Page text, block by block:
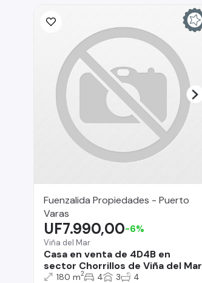
Fuenzalida Propiedades - Puerto
Varas
Viña del Mar
Casa en venta de 4D4B en
sector Chorrillos de Viña del Mar
UF7.990,00-6%
180 m2 4 3 4